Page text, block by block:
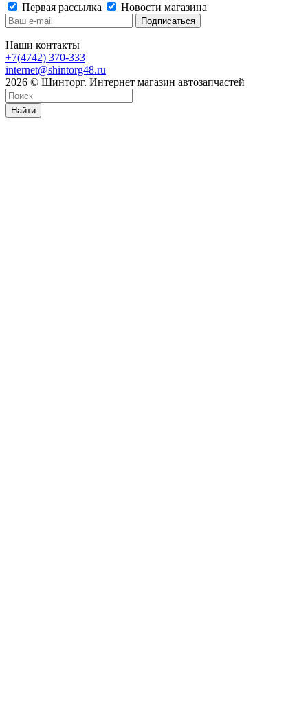
Первая рассылка
Новости магазина
Наши контакты
+7(4742) 370-333
internet@shintorg48.ru
2026 © Шинторг. Интернет магазин автозапчастей
Найти